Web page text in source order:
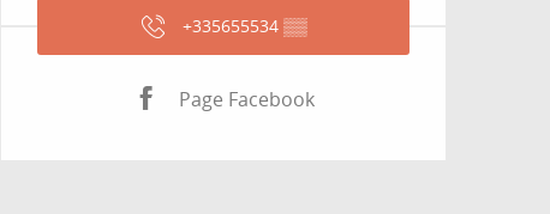
+335655534 ▒▒
Page Facebook